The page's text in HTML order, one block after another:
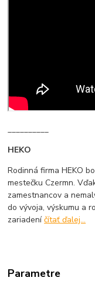
HEKO
Rodinná firma HEKO
mestečku Czermn.
zamestnancov a
do vývoja, výskumu a
zariadeníčítať ďalej...
Parametre